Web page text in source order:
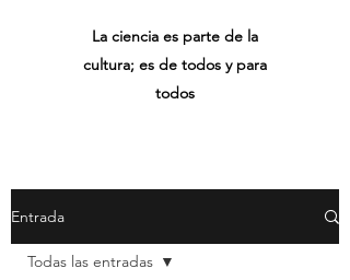
La ciencia es parte de la
cultura; es de todos y para
todos
Entrada
Todas las entradas